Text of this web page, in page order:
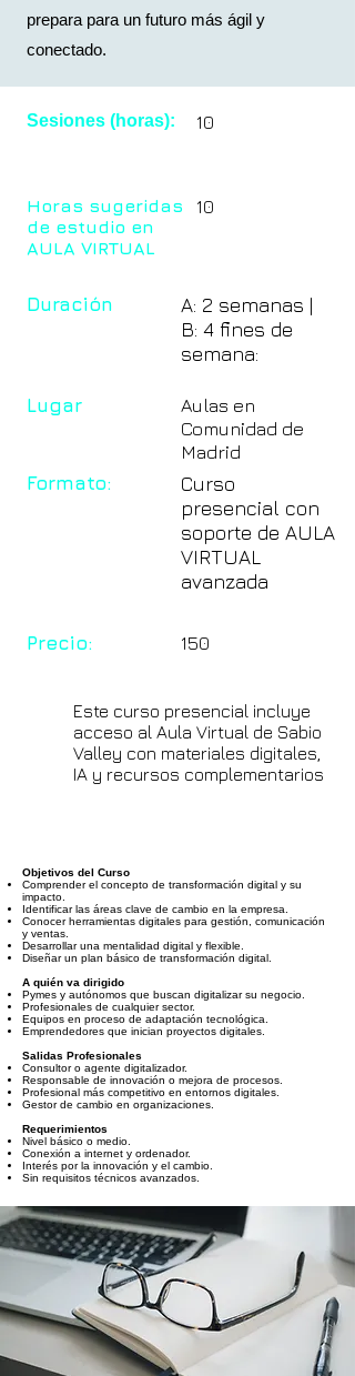
prepara para un futuro más ágil y
conectado.
Sesiones (horas): 10
Horas sugeridas
de estudio en
AULA VIRTUAL
10
Duración
A: 2 semanas |
B: 4 fines de
semana:
Lugar
Aulas en
Comunidad de
Madrid
Formato:
Curso
presencial con
soporte de AULA
VIRTUAL
avanzada
Precio: 150
Este curso presencial incluye
acceso al Aula Virtual de Sabio
Valley con materiales digitales,
IA y recursos complementarios
Objetivos del Curso
Comprender el concepto de transformación digital y su
impacto.
Identificar las áreas clave de cambio en la empresa.
Conocer herramientas digitales para gestión, comunicación
y ventas.
Desarrollar una mentalidad digital y flexible.
Diseñar un plan básico de transformación digital.
A quién va dirigido
Pymes y autónomos que buscan digitalizar su negocio.
Profesionales de cualquier sector.
Equipos en proceso de adaptación tecnológica.
Emprendedores que inician proyectos digitales.
Salidas Profesionales
Consultor o agente digitalizador.
Responsable de innovación o mejora de procesos.
Profesional más competitivo en entornos digitales.
Gestor de cambio en organizaciones.
Requerimientos
Nivel básico o medio.
Conexión a internet y ordenador.
Interés por la innovación y el cambio.
Sin requisitos técnicos avanzados.